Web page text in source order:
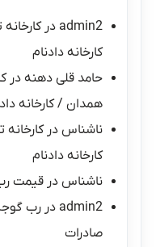
admin2 در
کارخانه دادنام
حامد قلی دهنه در
همدان / کارخانه
ناشناس در
کارخانه دادنام
ناشناس درقیمت رب
admin2 دررب
صادرات